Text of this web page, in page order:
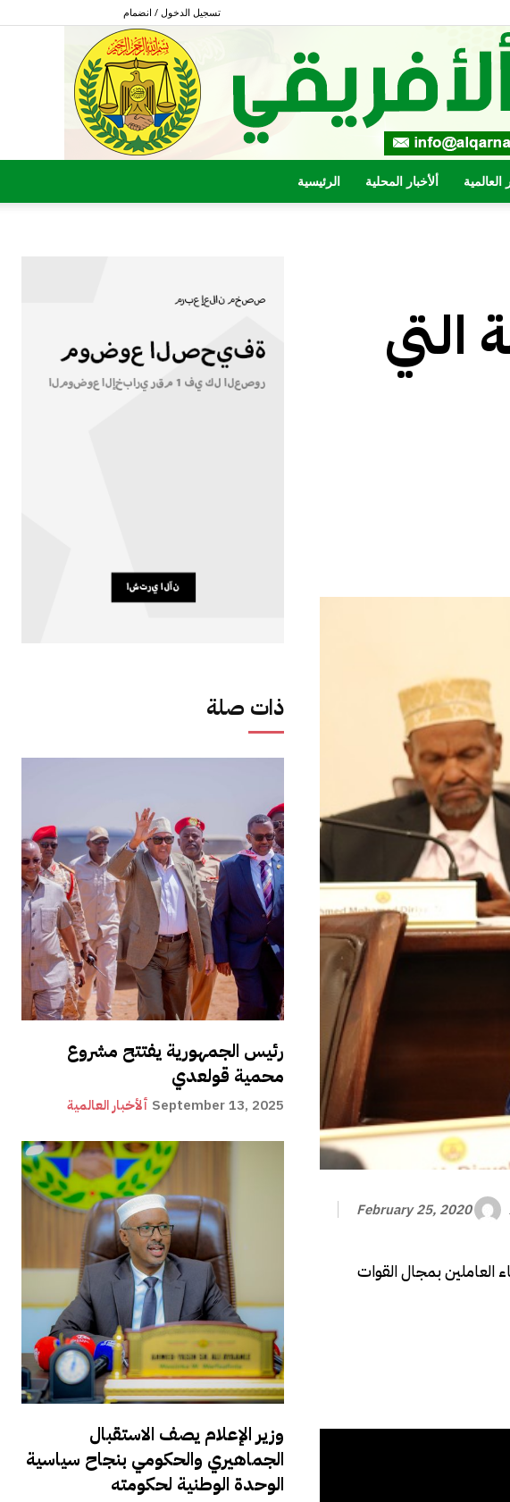
تسجيل الدخول / انضمام
الرئيسية ألأخبار المحلية العالمية
ذات صلة
رئيس الجمهورية يفتتح مشروع
محمية قولعدي
ألأخبار العالمية September 13, 2025
وزير الإعلام يصف الاستقبال
الجماهيري والحكومي بنجاح سياسية
الوحدة الوطنية لحكومته
التي
February 25, 2020
بمجال القوات